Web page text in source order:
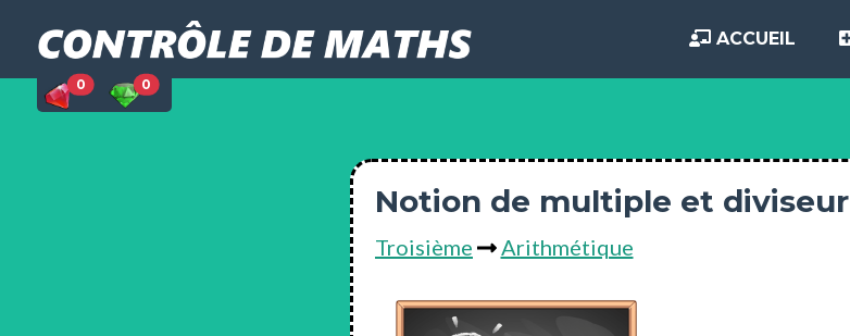
0 0
ACCUEIL
Notion de multiple et diviseur
Troisième Arithmétique